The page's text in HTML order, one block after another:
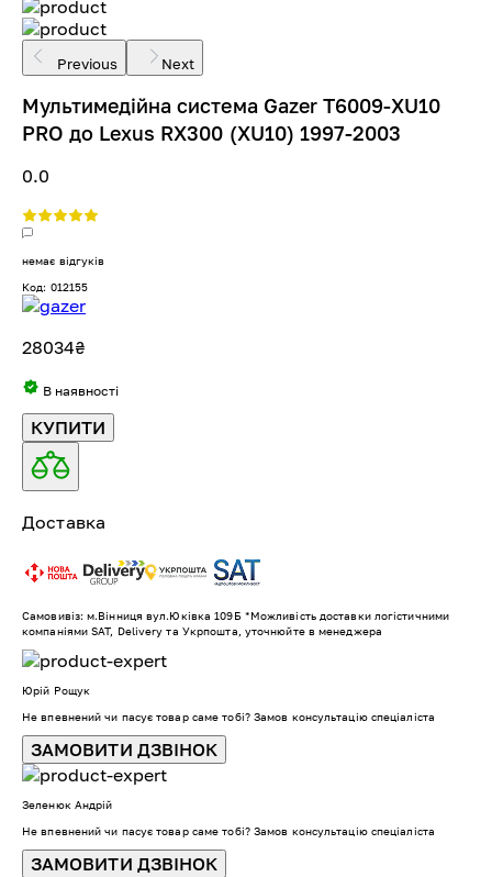
Previous Next
Мультимедійна система Gazer T6009-XU10
PRO до Lexus RX300 (XU10) 1997-2003
0.0
немає відгуків
Код: 012155
28034₴
В наявності
КУПИТИ
Доставка
Самовивіз: м.Вінниця вул.Юківка 109Б *Можливість доставки логістичними
компаніями SAT, Delivery та Укрпошта, уточнюйте в менеджера
Юрій Рощук
Не впевнений чи пасує товар саме тобі? Замов консультацію спеціаліста
ЗАМОВИТИ ДЗВІНОК
Зеленюк Андрій
Не впевнений чи пасує товар саме тобі? Замов консультацію спеціаліста
ЗАМОВИТИ ДЗВІНОК